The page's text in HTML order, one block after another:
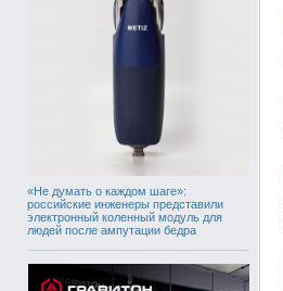
«Не думать о каждом шаге»:
российские инженеры представили
электронный коленный модуль для
людей после ампутации бедра